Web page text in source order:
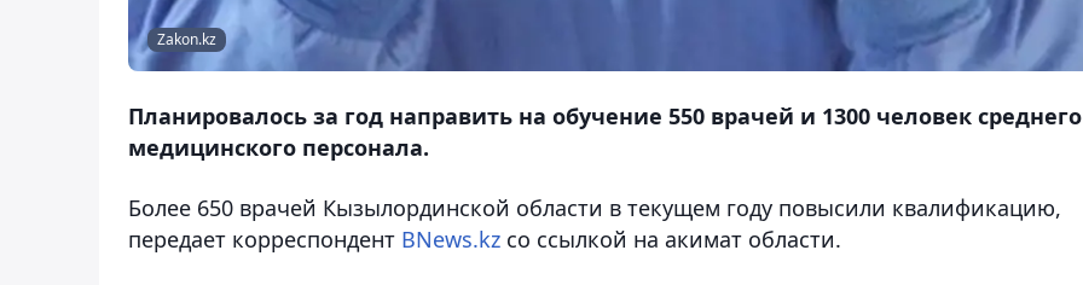
Zakon.kz
Планировалось за год направить на обучение 550 врачей и 1300 человек среднего
медицинского персонала.
Более 650 врачей Кызылординской области в текущем году повысили квалификацию,
передает корреспондент BNews.kz со ссылкой на акимат области.